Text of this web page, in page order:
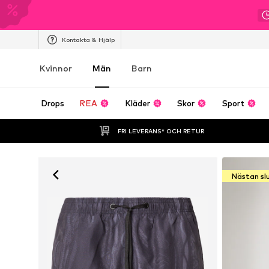
Kontakta & Hjälp
Kvinnor Män Barn
Drops REA Kläder Skor Sport
FRI LEVERANS* OCH RETUR
Nästan